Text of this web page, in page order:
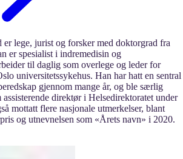
er lege, jurist og forsker med doktorgrad fra
er spesialist i indremedisin og
til daglig som overlege og leder for
universitetssykehus. Han har hatt en sentral
gjennom mange år, og ble særlig
direktør i Helsedirektoratet under
mottatt flere nasjonale utmerkelser, blant
og utnevnelsen som «Årets navn» i 2020.